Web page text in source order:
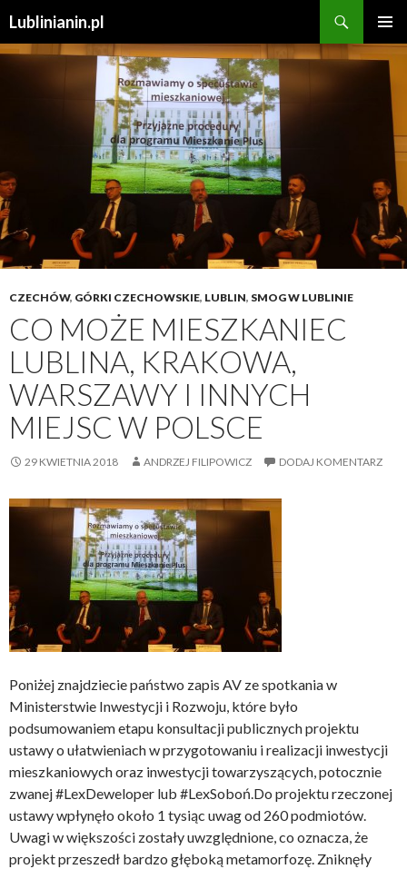
Lublinianin.pl
MENU
DO
CZECHÓW, GÓRKI CZECHOWSKIE, LUBLIN, SMOG W LUBLINIE
CO MOŻE MIESZKANIEC
LUBLINA, KRAKOWA,
WARSZAWY I INNYCH
MIEJSC W POLSCE
29 KWIETNIA 2018 ANDRZEJ FILIPOWICZ DODAJ KOMENTARZ
Poniżej znajdziecie państwo zapis AV ze spotkania w
Ministerstwie Inwestycji i Rozwoju, które było
podsumowaniem etapu konsultacji publicznych projektu
ustawy o ułatwieniach w przygotowaniu i realizacji inwestycji
mieszkaniowych oraz inwestycji towarzyszących, potocznie
zwanej #LexDeweloper lub #LexSoboń.Do projektu rzeczonej
ustawy wpłynęło około 1 tysiąc uwag od 260 podmiotów.
Uwagi w większości zostały uwzględnione, co oznacza, że
projekt przeszedł bardzo głęboką metamorfozę. Zniknęły